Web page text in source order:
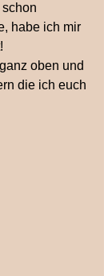
habe ich mir
oben und
die ich euch